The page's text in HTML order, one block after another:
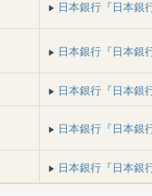
日本銀行『日本銀
日本銀行『日本銀
日本銀行『日本銀
日本銀行『日本銀
日本銀行『日本銀